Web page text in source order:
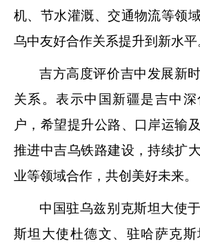
机、节水灌溉、交通物流等领
乌中友好合作关系提升到新水平
吉方高度评价吉中发展新
关系。表示中国新疆是吉中
户，希望提升公路、口岸运输
推进中吉乌铁路建设，持续扩
业等领域合作，共创美好未来。
中国驻乌兹别克斯坦大使
斯坦大使杜德文、驻哈萨克斯